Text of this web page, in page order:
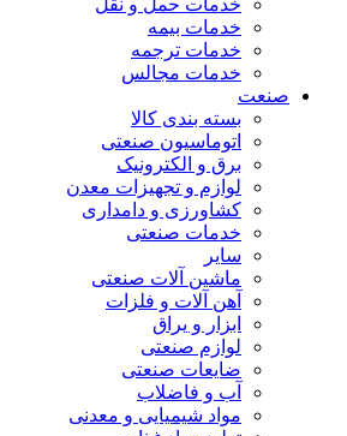
خدمات حمل و نقل
خدمات بیمه
خدمات ترجمه
خدمات مجالس
صنعت
بسته بندی کالا
اتوماسیون صنعتی
برق و الکترونیک
لوازم و تجهیزات معدن
کشاورزی و دامداری
خدمات صنعتی
سایر
ماشین آلات صنعتی
آهن آلات و فلزات
ابزار و یراق
لوازم صنعتی
ضایعات صنعتی
آب و فاضلاب
مواد شیمیایی و معدنی